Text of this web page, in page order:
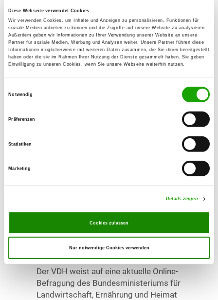
Diese Webseite verwendet Cookies
Wir verwenden Cookies, um Inhalte und Anzeigen zu personalisieren, Funktionen für
soziale Medien anbieten zu können und die Zugriffe auf unsere Website zu analysieren.
Außerdem geben wir Informationen zu Ihrer Verwendung unserer Website an unsere
Partner für soziale Medien, Werbung und Analysen weiter. Unsere Partner führen diese
Informationen möglicherweise mit weiteren Daten zusammen, die Sie ihnen bereitgestellt
haben oder die sie im Rahmen Ihrer Nutzung der Dienste gesammelt haben. Sie geben
Einwilligung zu unseren Cookies, wenn Sie unsere Webseite weiterhin nutzen.
Notwendig
Präferenzen
Statistiken
Marketing
Details zeigen
Cookies zulassen
Nur notwendige Cookies verwenden
– nun…
jetzt lesen
14.07.2026 - 14:51 Uhr
Neues Rally Obedience-
jetzt lesen
03.07.2026 - 14:10 Uhr
VDH-Rundschreiben:
Bundesweite Umfrage zu
Tierarztkosten
Der VDH weist auf eine aktuelle Online-
Befragung des Bundesministeriums für
Landwirtschaft, Ernährung und Heimat